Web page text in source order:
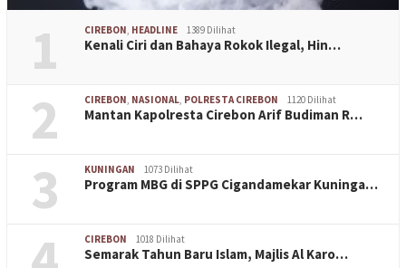
1 CIREBON, HEADLINE 1389 Dilihat
Kenali Ciri dan Bahaya Rokok Ilegal, Hin…
2 CIREBON, NASIONAL, POLRESTA CIREBON 1120 Dilihat
Mantan Kapolresta Cirebon Arif Budiman R…
3 KUNINGAN 1073 Dilihat
Program MBG di SPPG Cigandamekar Kuninga…
CIREBON 1018 Dilihat
Semarak Tahun Baru Islam, Majlis Al Karo…